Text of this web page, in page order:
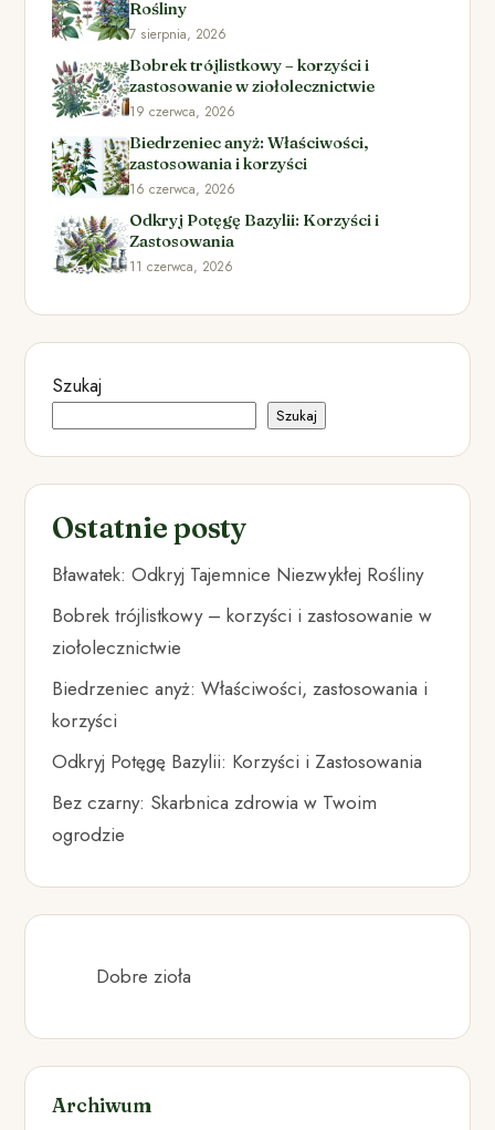
Rośliny
7 sierpnia, 2026
Bobrek trójlistkowy – korzyści i
zastosowanie w ziołolecznictwie
19 czerwca, 2026
Biedrzeniec anyż: Właściwości,
zastosowania i korzyści
16 czerwca, 2026
Odkryj Potęgę Bazylii: Korzyści i
Zastosowania
11 czerwca, 2026
Szukaj
Szukaj
Ostatnie posty
Bławatek: Odkryj Tajemnice Niezwykłej Rośliny
Bobrek trójlistkowy – korzyści i zastosowanie w
ziołolecznictwie
Biedrzeniec anyż: Właściwości, zastosowania i
korzyści
Odkryj Potęgę Bazylii: Korzyści i Zastosowania
Bez czarny: Skarbnica zdrowia w Twoim
ogrodzie
Dobre zioła
Archiwum